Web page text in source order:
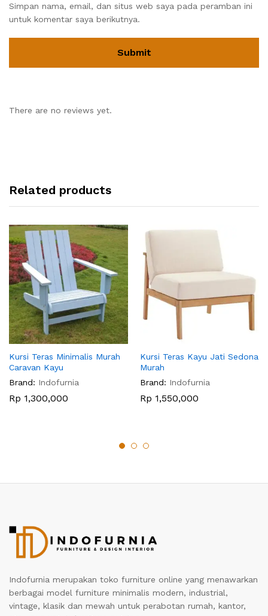
Simpan nama, email, dan situs web saya pada peramban ini
untuk komentar saya berikutnya.
There are no reviews yet.
Related products
Kursi Teras Minimalis Murah
Caravan Kayu
Brand: Indofurnia
Rp 1,300,000
Kursi Teras Kayu Jati Sedona
Murah
Brand: Indofurnia
Rp 1,550,000
Indofurnia merupakan toko furniture online yang menawarkan
berbagai model furniture minimalis modern, industrial,
vintage, klasik dan mewah untuk perabotan rumah, kantor,